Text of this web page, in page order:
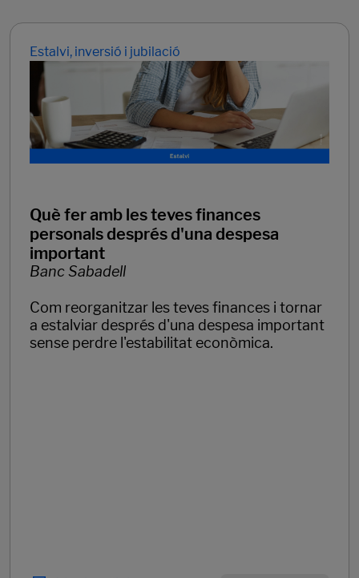
Estalvi, inversió i jubilació
Què fer amb les teves finances
personals després d'una despesa
important
Banc Sabadell
Com reorganitzar les teves finances i tornar
a estalviar després d'una despesa important
sense perdre l'estabilitat econòmica.